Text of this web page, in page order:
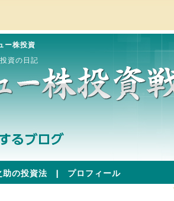
ー株投資
資の日記
助の投資法 | プロフィール